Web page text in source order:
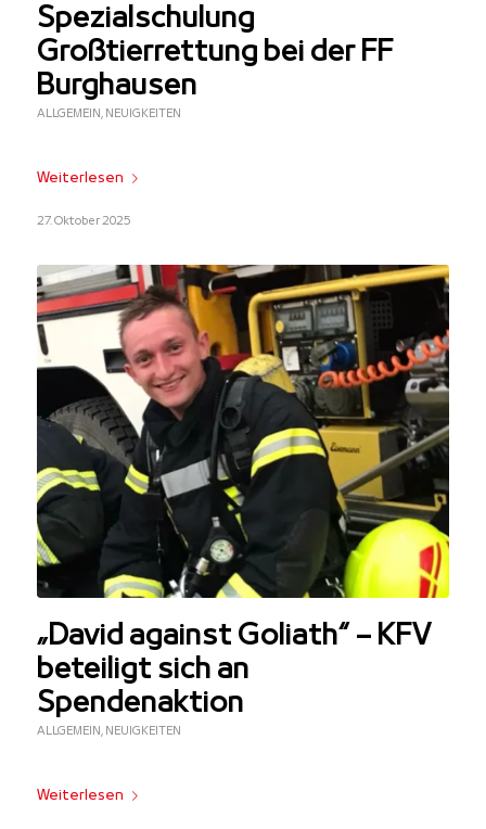
Spezialschulung
Großtierrettung bei der FF
Burghausen
ALLGEMEIN, NEUIGKEITEN
Weiterlesen
27. Oktober 2025
„David against Goliath“ – KFV
beteiligt sich an
Spendenaktion
ALLGEMEIN, NEUIGKEITEN
Weiterlesen